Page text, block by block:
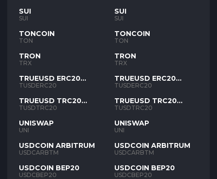
SUI
SUI
TONCOIN
TON
TRON
TRX
TRUEUSD ERC20
TUSD
TUSDERC20
TRUEUSD TRC20
TUSD
TUSDTRC20
UNISWAP
UNI
USDCOIN ARBITRUM
USDCARBTM
USDCOIN BEP20
USDCBEP20
SUI
SUI
TONCOIN
TON
TRON
TRX
TRUEUSD ERC20
TUSD
TUSDERC20
TRUEUSD TRC20
TUSD
TUSDTRC20
UNISWAP
UNI
USDCOIN ARBITRUM
USDCARBTM
USDCOIN BEP20
USDCBEP20